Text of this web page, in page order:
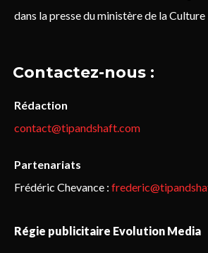
dans la presse du ministère de la Culture
Contactez-nous :
Rédaction
contact@tipandshaft.com
Partenariats
Frédéric Chevance :
Régie publicitaire Evolution Media